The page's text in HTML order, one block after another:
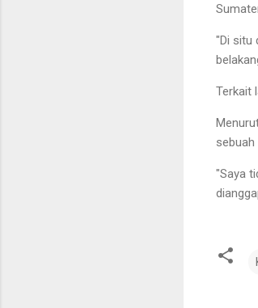
"Di situ
Terkait
sebuah
"Saya